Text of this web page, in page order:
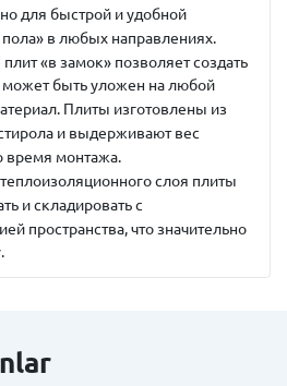
для быстрой и удобной
пола» в любых направлениях.
«в замок» позволяет создать
быть уложен на любой
Плиты изготовлены из
и выдерживают вес
время монтажа.
слоя плиты
и складировать с
пространства, что значительно